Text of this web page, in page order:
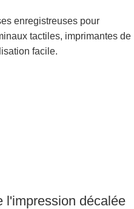
enregistreuses pour
tactiles, imprimantes de
facile.
l'impression décalée